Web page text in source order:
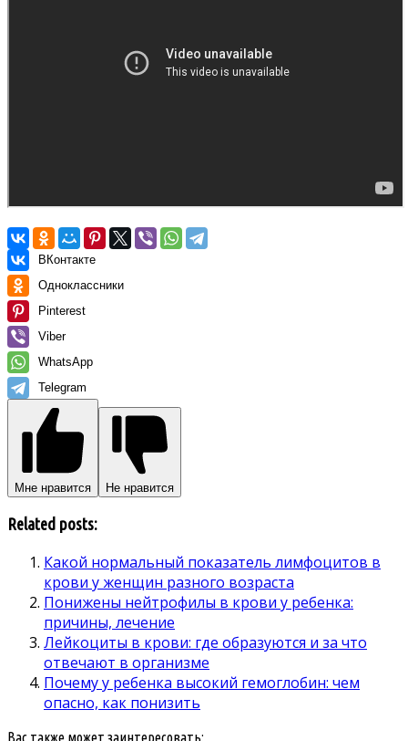
ВКонтакте
Одноклассники
Pinterest
Viber
WhatsApp
Telegram
Мне нравится Не нравится
Related posts:
Какой нормальный показатель лимфоцитов в
крови у женщин разного возраста
Понижены нейтрофилы в крови у ребенка:
причины, лечение
Лейкоциты в крови: где образуются и за что
отвечают в организме
Почему у ребенка высокий гемоглобин: чем
опасно, как понизить
Вас также может заинтересовать: